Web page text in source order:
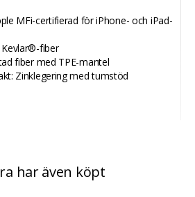
MFi-certifierad för iPhone- och iPad-
Kevlar®-fiber
fiber med TPE-mantel
Zinklegering med tumstöd
har även köpt